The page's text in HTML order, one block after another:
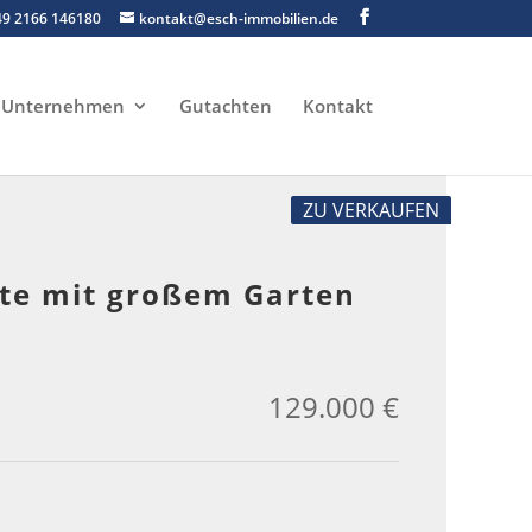
2166 146180 kontakt@esch-immobilien.de
Unternehmen Gutachten Kontakt
ZU VERKAUFEN
mit großem Garten
129.000 €